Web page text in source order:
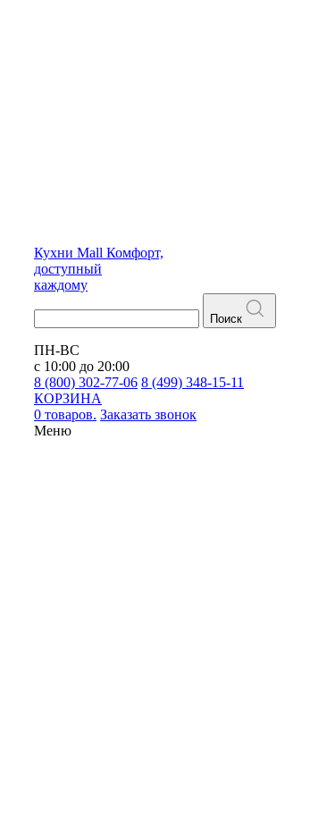
Кухни Mall Комфорт,
доступный
каждому
Поиск
ПН-ВС
с 10:00 до 20:00
8 (800) 302-77-06 8 (499) 348-15-11
КОРЗИНА
0 товаров. Заказать звонок
Меню